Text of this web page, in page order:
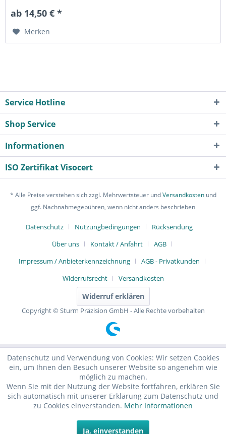
austauschbar zu: EI 30 D, GIR 30 UK,...
ab 14,50 € *
Merken
Service Hotline
Shop Service
Informationen
ISO Zertifikat Visocert
* Alle Preise verstehen sich zzgl. Mehrwertsteuer undVersandkostenund
ggf. Nachnahmegebühren, wenn nicht anders beschrieben
Datenschutz Nutzungbedingungen
Rücksendung
Über uns
Kontakt / Anfahrt
AGB
Impressum / Anbieterkennzeichnung
AGB - Privatkunden
Widerrufsrecht
Versandkosten
Widerruf erklären
Copyright © Sturm Präzision GmbH - Alle Rechte vorbehalten
Datenschutz und Verwendung von Cookies: Wir setzen Cookies
ein, um Ihnen den Besuch unserer Website so angenehm wie
möglich zu machen.
Wenn Sie mit der Nutzung der Website fortfahren, erklären Sie
sich automatisch mit unserer Erklärung zum Datenschutz und
zu Cookies einverstanden. Mehr Informationen
Ja, einverstanden